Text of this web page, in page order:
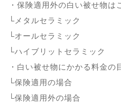
・保険適用外の白い被せ物は
└メタルセラミック
└オールセラミック
└ハイブリットセラミック
・白い被せ物にかかる料金の
└保険適用の場合
└保険適用外の場合